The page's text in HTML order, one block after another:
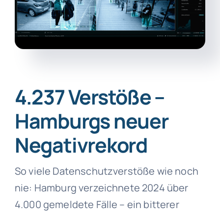
4.237 Verstöße –
Hamburgs neuer
Negativrekord
So viele Datenschutzverstöße wie noch
nie: Hamburg verzeichnete 2024 über
4.000 gemeldete Fälle – ein bitterer